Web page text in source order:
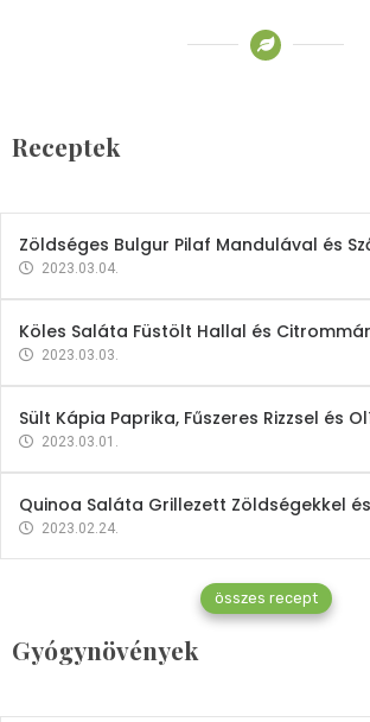
Receptek
2023.03.06.
Zöldséges Bulgur Pilaf Mandulával és
2023.03.04.
Köles Saláta Füstölt Hallal és
2023.03.03.
Sült Kápia Paprika, Fűszeres Rizzsel és
2023.03.01.
Quinoa Saláta Grillezett Zöldségekkel
2023.02.24.
összes recept
Gyógynövények
Gyógynövények
Mindent a petrezselyemről
2023.12.21.